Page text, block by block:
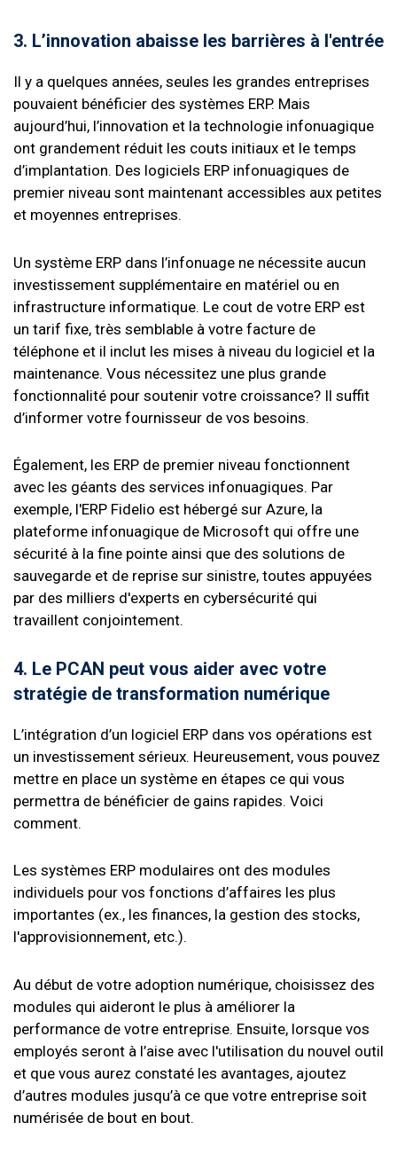
3. L’innovation abaisse les barrières à l'entrée
Il y a quelques années, seules les grandes entreprises
pouvaient bénéficier des systèmes ERP. Mais
aujourd’hui, l’innovation et la technologie infonuagique
ont grandement réduit les couts initiaux et le temps
d’implantation. Des logiciels ERP infonuagiques de
premier niveau sont maintenant accessibles aux petites
et moyennes entreprises.
Un système ERP dans l’infonuage ne nécessite aucun
investissement supplémentaire en matériel ou en
infrastructure informatique. Le cout de votre ERP est
un tarif fixe, très semblable à votre facture de
téléphone et il inclut les mises à niveau du logiciel et la
maintenance. Vous nécessitez une plus grande
fonctionnalité pour soutenir votre croissance? Il suffit
d’informer votre fournisseur de vos besoins.
Également, les ERP de premier niveau fonctionnent
avec les géants des services infonuagiques. Par
exemple, l'ERP Fidelio est hébergé sur Azure, la
plateforme infonuagique de Microsoft qui offre une
sécurité à la fine pointe ainsi que des solutions de
sauvegarde et de reprise sur sinistre, toutes appuyées
par des milliers d'experts en cybersécurité qui
travaillent conjointement.
4. Le PCAN peut vous aider avec votre
stratégie de transformation numérique
L’intégration d’un logiciel ERP dans vos opérations est
un investissement sérieux. Heureusement, vous pouvez
mettre en place un système en étapes ce qui vous
permettra de bénéficier de gains rapides. Voici
comment.
Les systèmes ERP modulaires ont des modules
individuels pour vos fonctions d’affaires les plus
importantes (ex., les finances, la gestion des stocks,
l'approvisionnement, etc.).
Au début de votre adoption numérique, choisissez des
modules qui aideront le plus à améliorer la
performance de votre entreprise. Ensuite, lorsque vos
employés seront à l’aise avec l'utilisation du nouvel outil
et que vous aurez constaté les avantages, ajoutez
d’autres modules jusqu’à ce que votre entreprise soit
numérisée de bout en bout.